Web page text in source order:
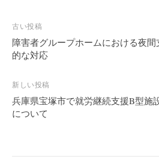
投
稿
ナ
ゲ
ー
シ
ン
古い投稿
障害者グループホームにおける夜
的な対応
新しい投稿
兵庫県宝塚市で就労継続支援B型施
について